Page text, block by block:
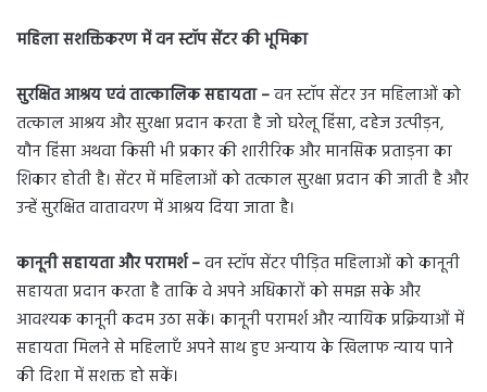
महिला सशक्तिकरण में वन स्टॉप सेंटर की भूमिका
सुरक्षित आश्रय एवं तात्कालिक सहायता –वन स्टॉप सेंटर उन महिलाओं को
तत्काल आश्रय और सुरक्षा प्रदान करता है जो घरेलू हिंसा, दहेज उत्पीड़न,
यौन हिंसा अथवा किसी भी प्रकार की शारीरिक और मानसिक प्रताड़ना का
शिकार होती है। सेंटर में महिलाओं को तत्काल सुरक्षा प्रदान की जाती है और
उन्हें सुरक्षित वातावरण में आश्रय दिया जाता है।
कानूनी सहायता और परामर्श –वन स्टॉप सेंटर पीड़ित महिलाओं को कानूनी
सहायता प्रदान करता है ताकि वे अपने अधिकारों को समझ सके और
आवश्यक कानूनी कदम उठा सकें। कानूनी परामर्श और न्यायिक प्रक्रियाओं में
सहायता मिलने से महिलाएँ अपने साथ हुए अन्याय के खिलाफ न्याय पाने
की दिशा में सशक्त हो सकें।